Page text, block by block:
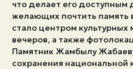
что делает его доступным
желающих почтить память
стало центром
вечеров, а также
Памятник Жамбылу
сохранения национальной